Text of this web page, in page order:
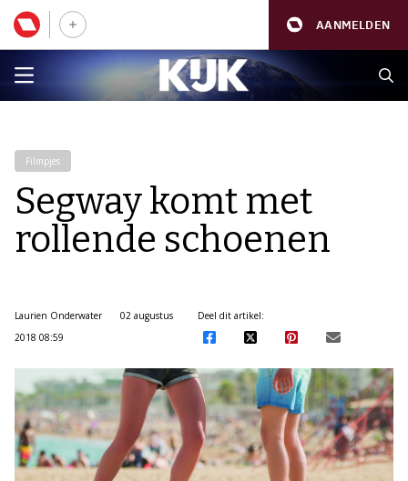
AANMELDEN
Filmpjes
Segway komt met
rollende schoenen
Laurien Onderwater
02 augustus
2018 08:59
Deel dit artikel: